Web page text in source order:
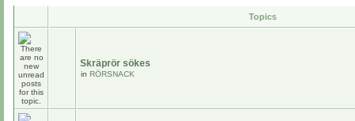
Topics
Skräprör sökes
in RÖRSNACK